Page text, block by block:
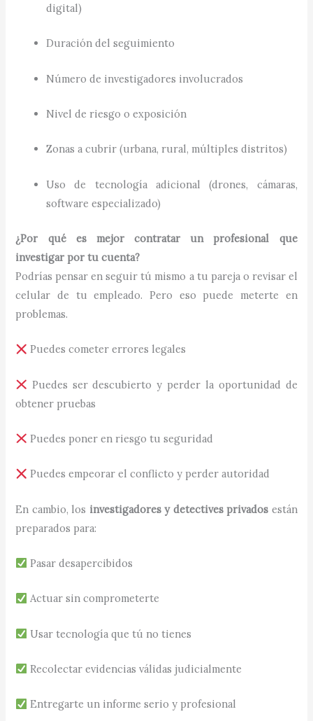
digital)
Duración del seguimiento
Número de investigadores involucrados
Nivel de riesgo o exposición
Zonas a cubrir (urbana, rural, múltiples distritos)
Uso de tecnología adicional (drones, cámaras,
software especializado)
¿Por qué es mejor contratar un profesional que
investigar por tu cuenta?
Podrías pensar en seguir tú mismo a tu pareja o revisar el
celular de tu empleado. Pero eso puede meterte en
problemas.
Puedes cometer errores legales
Puedes ser descubierto y perder la oportunidad de
obtener pruebas
Puedes poner en riesgo tu seguridad
Puedes empeorar el conflicto y perder autoridad
En cambio, los investigadores y detectives privados están
preparados para:
Pasar desapercibidos
Actuar sin comprometerte
Usar tecnología que tú no tienes
Recolectar evidencias válidas judicialmente
Entregarte un informe serio y profesional